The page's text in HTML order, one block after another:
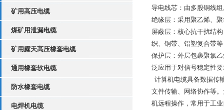
矿用高压电缆
煤矿用泄漏电缆
矿用露天高压橡套电缆
通用橡套软电缆
防水橡套电缆
电焊机电缆
导电线芯：由多股铜线
绝缘层：采用聚乙烯、
屏蔽层：核心抗干扰结
织、铜带、铝塑复合带
保护层：外层包裹聚氯
泛应用于对信号稳定性
计算机电缆具备数据传
文件传输、网络协作等
机远程操作，常用于工